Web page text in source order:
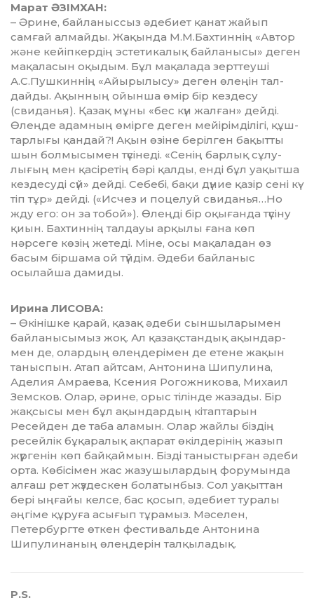
Марат ӘЗІМХАН:
– Әрине, байланыссыз әде­биет қанат жайып
самғай алмайды. Жақында М.М.Бахтиннің «Автор
және кейіпкердің эсте­ти­калық байланысы» деген
ма­қала­сын оқыдым. Бұл ма­қалада зерт­теуші
А.С.Пушкиннің «Айы­­рылысу» де­ген өлеңін тал­
дай­ды. Ақынның ойынша өмір бір кездесу
(свиданья). Қазақ мұ­ны «бес күн жал­ған» дейді.
Өлең­де адам­ның өмір­ге деген мейірім­ді­лігі, құш­
тар­лығы қандай?! Ақын өзіне бе­ріл­ген ба­қытты
шын бол­мы­сы­мен түсінеді. «Се­нің барлық сұлу­
лығың мен қа­сіре­тің бәрі қал­ды, енді бұл уа­қыт­ша
кездесу­ді сүй» дейді. Се­бебі, бақи дүние қазір сені кү­
тіп тұр» дейді. («Исчез и поцелуй свиданья…Но
жду его: он за тобой»). Өлеңді бір оқы­ғанда түсіну
қиын. Бахтиннің талдауы арқы­лы ғана көп
нәрсеге көзің жетеді. Міне, осы мақаладан өз
басым біршама ой түйдім. Әде­би байланыс
осылайша дамиды.
Ирина ЛИСОВА:
– Өкінішке қарай, қазақ әде­би сыншыларымен
байланысымыз жоқ. Ал қазақстандық ақын­­дар­
мен де, олардың өлең­дері­мен де етене жақын
таныс­пын. Атап айт­сам, Антонина Ши­пулина,
Аделия Амраева, Ксе­ния Рогожникова, Михаил
Земсков. Олар, әрине, орыс тілін­де жазады. Бір
жақсысы мен бұл ақындардың кітаптарын
Ресейден де таба аламын. Олар жайлы біз­дің
ресейлік бұқаралық ақпа­рат өкілдерінің жазып
жүргенін көп байқаймын. Бізді таныстыр­ған әдеби
орта. Көбісі­мен жас жазу­шылардың форумында
ал­ғаш рет жүздескен болатынбыз. Сол уақыттан
бері ыңғайы келсе, бас қосып, әдебиет туралы
әңгіме құруға асығып тұра­мыз. Мәселен,
Петербургте өт­кен фестивальде Антонина
Шипулинаның өлең­дерін тал­қы­ладық.
P.S.